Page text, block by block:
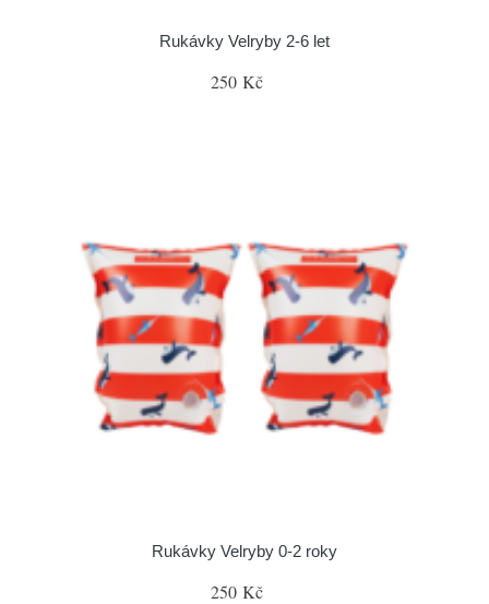
Rukávky Velryby 2-6 let
250 Kč
Rukávky Velryby 0-2 roky
250 Kč